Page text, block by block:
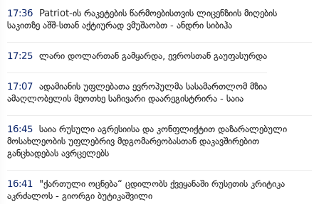
17:36
Patriot-ის რაკეტების წარმოებისთვის ლიცენზიის მიღების
საკითზე აშშ-სთან აქტიურად ვმუშაობთ - ანდრი სიბიჰა
17:25 ლარი დოლართან გამყარდა, ევროსთან გაუფასურდა
17:07 ადამიანის უფლებათა ევროპულმა სასამართლომ მზია
ამაღლობელის მეოთხე საჩივარი დაარეგისტრირა - საია
16:45 საია რუსული აგრესიისა და კონფლიქტით დაზარალებული
მოსახლეობის უფლებრივ მდგომარეობასთან დაკავშირებით
განცხადებას ავრცელებს
16:41
"ქართული ოცნება“ ცდილობს ქვეყანაში რუსეთის კრიტიკა
აკრძალოს - გიორგი ბუტიკაშვილი